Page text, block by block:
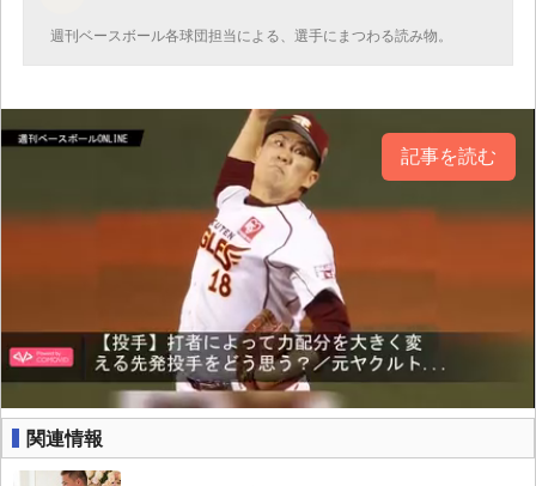
週刊ベースボール各球団担当による、選手にまつわる読み物。
記事を読む
関連情報